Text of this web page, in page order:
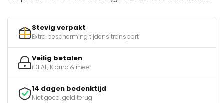
Stevig verpakt
Extra bescherming tijdens transport
Veilig betalen
iDEAL, Klarna & meer
14 dagen bedenktijd
Niet goed, geld terug